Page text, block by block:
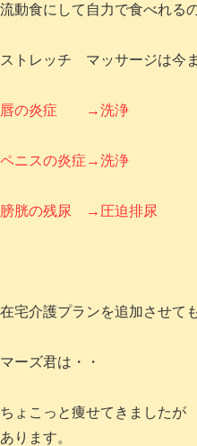
流動食にして自力で食べれ
ストレッチ マッサージは今
唇の炎症 →洗浄
ペニスの炎症→洗浄
膀胱の残尿 →圧迫排尿
在宅介護プランを追加させて
マーズ君は・・
ちょこっと痩せてきました
あります。